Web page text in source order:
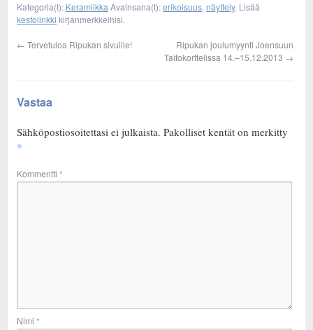
Kategoria(t): Keramiikka Avainsana(t):erikoisuus, näyttely. Lisää
kestolinkki kirjanmerkkeihisi.
← Tervetuloa Ripukan sivuille!
Ripukan joulumyynti Joensuun
Taitokorttelissa 14.–15.12.2013 →
Vastaa
Sähköpostiosoitettasi ei julkaista. Pakolliset kentät on merkitty
*
Kommentti *
Nimi *